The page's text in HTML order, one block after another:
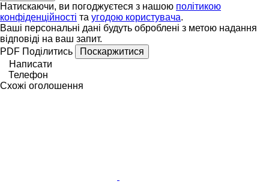
Натискаючи, ви погоджуєтеся з нашою політикою
конфіденційності та угодою користувача.
Ваші персональні дані будуть оброблені з метою надання
відповіді на ваш запит.
PDF Поділитись
Поскаржитися
Написати
Телефон
Схожі оголошення